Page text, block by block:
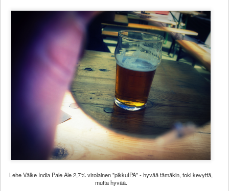
Lehe Välke India Pale Ale 2,7% virolainen "pikkuIPA" - hyvää tämäkin, toki kevyttä,
mutta hyvää.